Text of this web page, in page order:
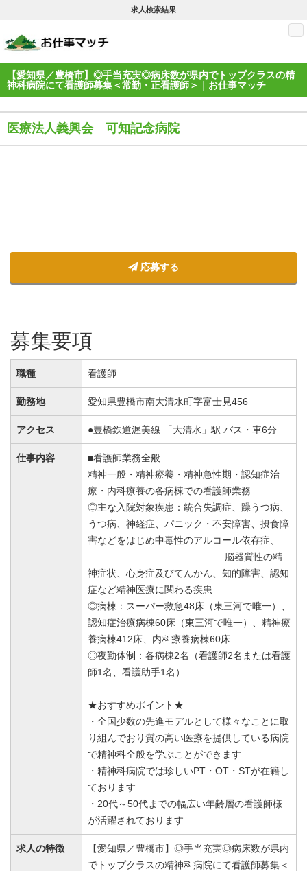
求人検索結果
【愛知県／豊橋市】◎手当充実◎病床数が県内でトップクラスの精
神科病院にて看護師募集＜常勤・正看護師＞｜お仕事マッチ
医療法人義興会 可知記念病院
応募する
募集要項
職種 看護師
勤務地 愛知県豊橋市南大清水町字富士見456
アクセス ●豊橋鉄道渥美線 「大清水」駅 バス・車6分
仕事内容
■看護師業務全般
精神一般・精神療養・精神急性期・認知症治
療・内科療養の各病棟での看護師業務
◎主な入院対象疾患：統合失調症、躁うつ病、
うつ病、神経症、パニック・不安障害、摂食障
害などをはじめ中毒性のアルコール依存症、
脳器質性の精
神症状、心身症及びてんかん、知的障害、認知
症など精神医療に関わる疾患
◎病棟：スーパー救急48床（東三河で唯一）、
認知症治療病棟60床（東三河で唯一）、精神療
養病棟412床、内科療養病棟60床
◎夜勤体制：各病棟2名（看護師2名または看護
師1名、看護助手1名）
★おすすめポイント★
・全国少数の先進モデルとして様々なことに取
り組んでおり質の高い医療を提供している病院
で精神科全般を学ぶことができます
・精神科病院では珍しいPT・OT・STが在籍し
ております
・20代～50代までの幅広い年齢層の看護師様
が活躍されております
求人の特徴
【愛知県／豊橋市】◎手当充実◎病床数が県内
でトップクラスの精神科病院にて看護師募集＜